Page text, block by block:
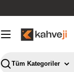
Ara